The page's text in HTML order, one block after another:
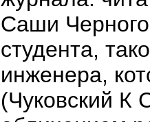
Саши
студента,
инженера,
(Чуковский К